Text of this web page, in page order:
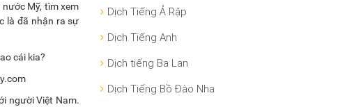
Mỹ, tìm xem
là đã nhận ra sự
cái kia?
người Việt Nam.
Dịch Tiếng Ả Rập
Dịch Tiếng Anh
Dịch tiếng Ba Lan
Dịch Tiếng Bồ Đào Nha